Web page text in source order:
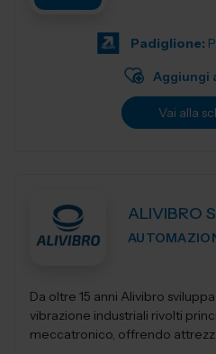
Padiglione:
Aggiungi
Vai alla
ALIVIBRO
Da oltre 15 anni Alivibro
vibrazione industriali rivolti
meccatronico, offrendo